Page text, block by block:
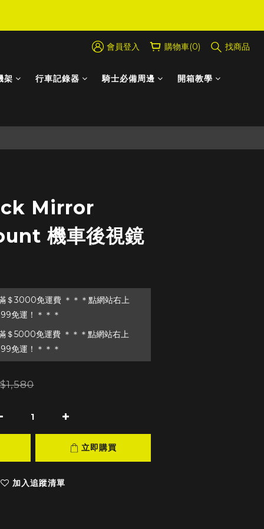
會員登入 購物車(0) 找商品
架 行車記錄器 騎士必備周邊 開箱教學
Mirror
機車後視鏡
＄3000免運費 ＊＊＊點網站右上
免運！＊＊＊
＄5000免運費 ＊＊＊點網站右上
免運！＊＊＊
立即購買
加入追蹤清單